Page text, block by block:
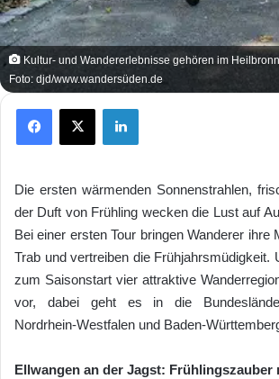
Kultur- und Wandererlebnisse gehören im
Foto: djd/www.wandersüden.de
X
Die ersten wärmenden Sonnenstrahlen,
der Duft von Frühling wecken die Lust auf
Bei einer ersten Tour bringen Wanderer ihre
Trab und vertreiben die Frühjahrsmüdigkeit.
zum Saisonstart vier attraktive
vor, dabei geht es in die
Nordrhein-Westfalen und Baden-
Ellwangen an der Jagst: Frühlingszauber